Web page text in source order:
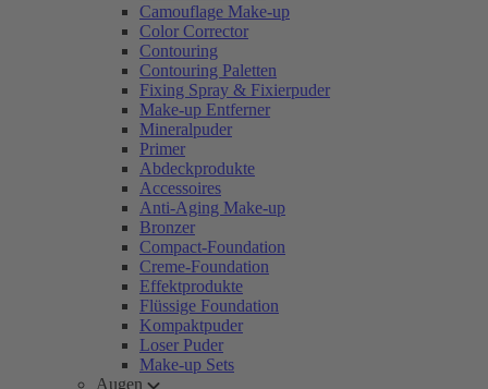
Camouflage Make-up
Color Corrector
Contouring
Contouring Paletten
Fixing Spray & Fixierpuder
Make-up Entferner
Mineralpuder
Primer
Abdeckprodukte
Accessoires
Anti-Aging Make-up
Bronzer
Compact-Foundation
Creme-Foundation
Effektprodukte
Flüssige Foundation
Kompaktpuder
Loser Puder
Make-up Sets
Augen